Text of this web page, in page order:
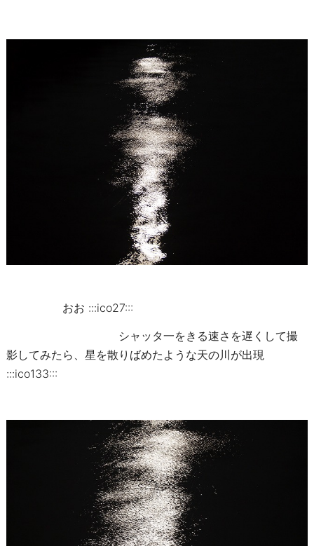
おお :::ico27:::
シャッタ一をきる速さを遅くして撮
影してみたら、星を散りばめたような天の川が出現
:::ico133:::